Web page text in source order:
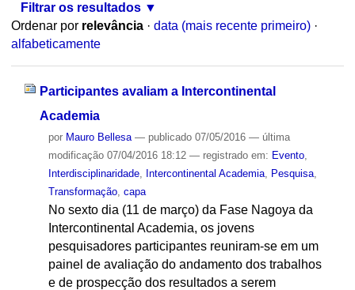
Filtrar os resultados
Ordenar por relevância · data (mais recente primeiro) ·
alfabeticamente
Participantes avaliam a Intercontinental
Academia
por Mauro Bellesa — publicado07/05/2016 — última
modificação07/04/2016 18:12 — registrado em: Evento,
Interdisciplinaridade, Intercontinental Academia, Pesquisa,
Transformação, capa
No sexto dia (11 de março) da Fase Nagoya da
Intercontinental Academia, os jovens
pesquisadores participantes reuniram-se em um
painel de avaliação do andamento dos trabalhos
e de prospecção dos resultados a serem